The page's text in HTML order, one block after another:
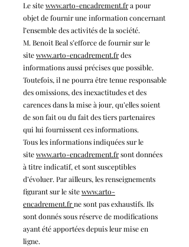
Le sitewww.arto-encadrement.fra pour
objet de fournir une information concernant
l’ensemble des activités de la société.
M. Benoit Beal s’efforce de fournir sur le
sitewww.arto-encadrement.frdes
informations aussi précises que possible.
Toutefois, il ne pourra être tenue responsable
des omissions, des inexactitudes et des
carences dans la mise à jour, qu’elles soient
de son fait ou du fait des tiers partenaires
qui lui fournissent ces informations.
Tous les informations indiquées sur le
sitewww.arto-encadrement.frsont données
à titre indicatif, et sont susceptibles
d’évoluer. Par ailleurs, les renseignements
figurant sur le sitewww.arto-
encadrement.frne sont pas exhaustifs. Ils
sont donnés sous réserve de modifications
ayant été apportées depuis leur mise en
ligne.